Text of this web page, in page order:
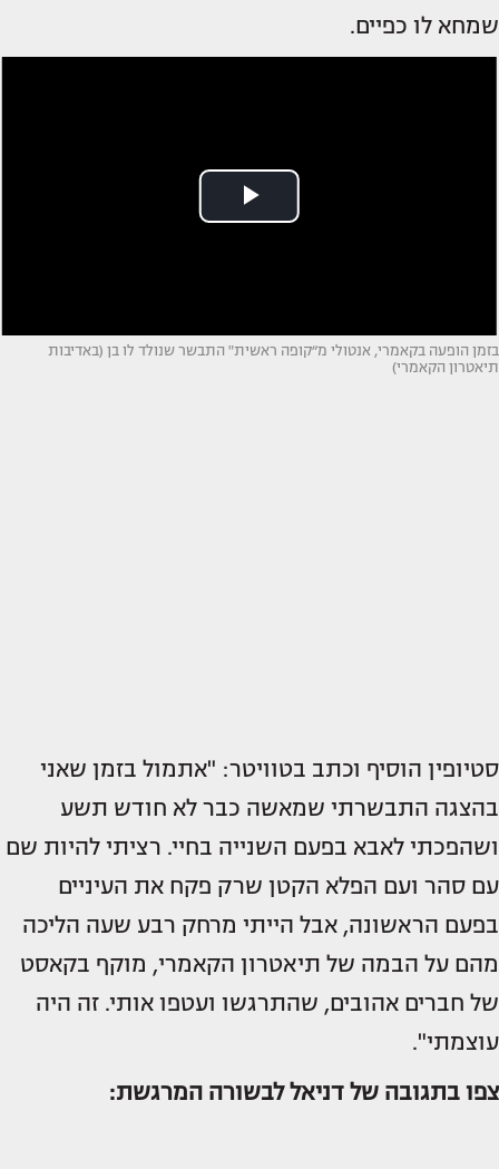
שמחא לו כפיים.
בזמן הופעה בקאמרי, אנטולי מ״קופה ראשית" התבשר שנולד לו בן (באדיבות
תיאטרון הקאמרי)
סטיופין הוסיף וכתב בטוויטר: "אתמול בזמן שאני
בהצגה התבשרתי שמאשה כבר לא חודש תשע
ושהפכתי לאבא בפעם השנייה בחיי. רציתי להיות שם
עם סהר ועם הפלא הקטן שרק פקח את העיניים
בפעם הראשונה, אבל הייתי מרחק רבע שעה הליכה
מהם על הבמה של תיאטרון הקאמרי, מוקף בקאסט
של חברים אהובים, שהתרגשו ועטפו אותי. זה היה
עוצמתי".
צפו בתגובה של דניאל לבשורה המרגשת: